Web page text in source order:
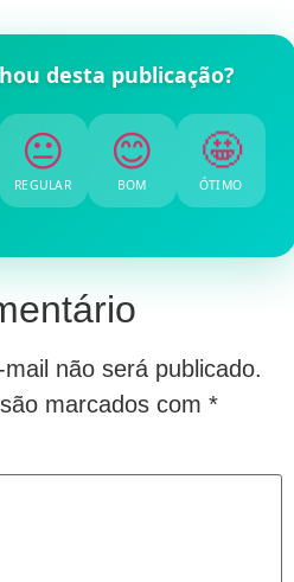
desta publicação?
😐
REGULAR
😊
BOM
🤩
ÓTIMO
não será publicado.
marcados com *